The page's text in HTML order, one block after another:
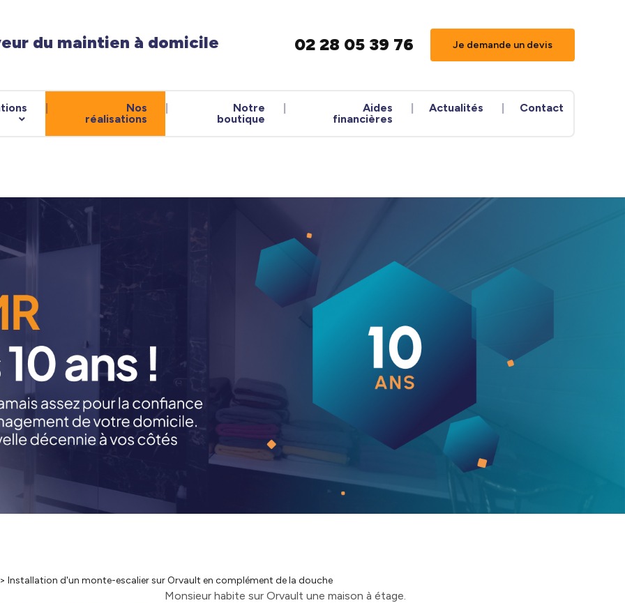
du maintien à domicile 02 28 05 39 76 Je demande un devis
Nos
réalisations
Notre
boutique
Aides
financières
Actualités Contact
> Installation d'un monte-escalier sur Orvault en complément de la douche
Monsieur habite sur Orvault une maison à étage.